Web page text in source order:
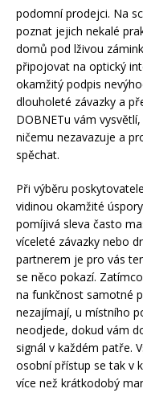
podomní prodejci. Na
poznat jejich nekalé
domů pod lživou
připojovat na optický
okamžitý podpis
dlouholeté závazky a
DOBNETu vám
ničemu nezavazuje a
spěchat.
Při výběru
vidinou okamžité
pomíjivá sleva často
víceleté závazky nebo
partnerem je pro vás
se něco pokazí.
na funkčnost samotné
nezajímají, u místního
neodjede, dokud vám
signál v každém patře.
osobní přístup se tak v
více než krátkodobý